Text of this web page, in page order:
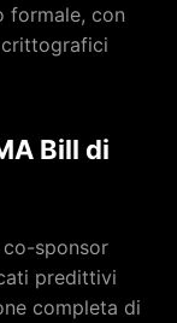
formale, con
Bill di
sponsor
predittivi
completa di